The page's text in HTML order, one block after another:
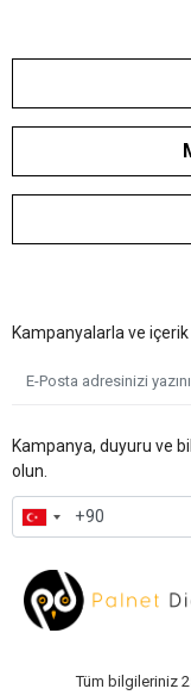
Kampanyalarla ve
Kampanya, duyuru ve
olun.
Tüm bilgileriniz